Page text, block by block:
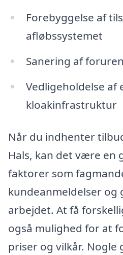
Forebyggelse af
afløbssystemet
Sanering af
Vedligeholdelse af
kloakinfrastruktur
Når du indhenter
Hals, kan det være en
faktorer som
kundeanmeldelser
arbejdet. At få
også mulighed for at
priser og vilkår.